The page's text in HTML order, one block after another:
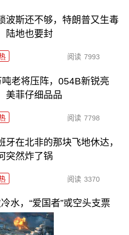
波斯还不够，特朗普又生毒
陆地也要封
阅读 7993
老将压阵，054B新锐亮
美菲仔细品品
阅读 7798
牙在北非的那块飞地休达，
突然炸了锅
阅读 3370
水，“爱国者”或空头支票